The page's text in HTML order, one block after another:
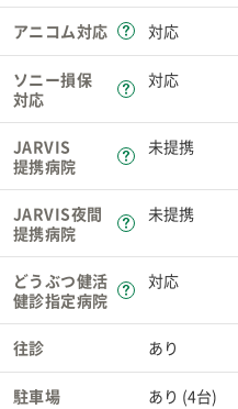
アニコム対応 対応
ソニー損保
対応
対応
JARVIS
提携病院
未提携
JARVIS夜間
提携病院
未提携
どうぶつ健活
健診指定病院
対応
往診 あり
駐車場 あり (4台)